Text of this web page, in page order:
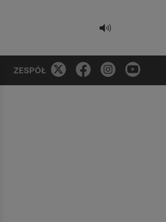
ZESPÓŁ